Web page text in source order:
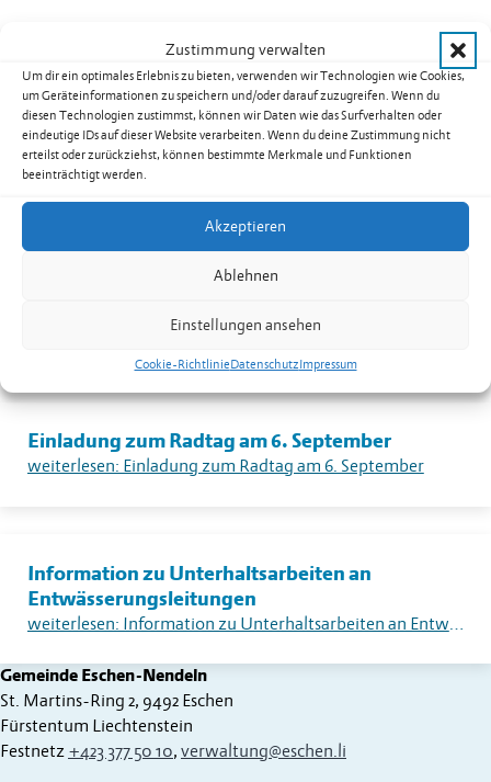
Zustimmung verwalten
Um dir ein optimales Erlebnis zu bieten, verwenden wir Technologien wie Cookies,
um Geräteinformationen zu speichern und/oder darauf zuzugreifen. Wenn du
diesen Technologien zustimmst, können wir Daten wie das Surfverhalten oder
eindeutige IDs auf dieser Website verarbeiten. Wenn du deine Zustimmung nicht
erteilst oder zurückziehst, können bestimmte Merkmale und Funktionen
beeinträchtigt werden.
Akzeptieren
Ablehnen
Einstellungen ansehen
Cookie-RichtlinieDatenschutzImpressum
Weitere Schlagzeilen
Warnung vor sehr grosser Flur- und
Waldbrandgefahr – Erlass eines absoluten
Feuerverbotes im Freien in Liechtenstein
weiterlesen: Warnung vor sehr grosser Flur- und Waldbrandgefahr – Erlass eines absoluten Feuerverbotes im Freien in Liechtenstein
weiterlesen: Dorfplatzkino
Einladung zum Radtag am 6. September
weiterlesen: Einladung zum Radtag am 6. September
Information zu Unterhaltsarbeiten an
Entwässerungsleitungen
weiterlesen: Information zu Unterhaltsarbeiten an Entwässerungsleitungen
Gemeinde Eschen-Nendeln
St. Martins-Ring 2, 9492 Eschen
Fürstentum Liechtenstein
Festnetz +423 377 50 10, verwaltung@eschen.li